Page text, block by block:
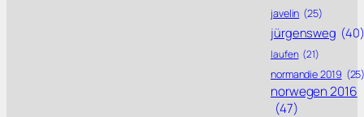
javelin (25)
jürgensweg (40)
laufen (21)
normandie 2019
norwegen 2016
(47)